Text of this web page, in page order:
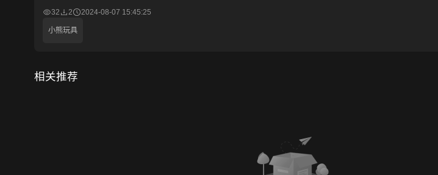
32 2 2024-08-07 15:45:25
小熊玩具
相关推荐